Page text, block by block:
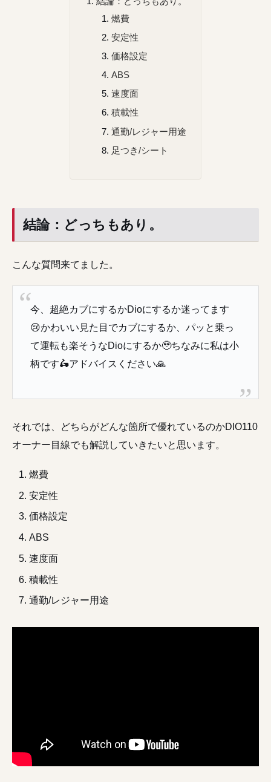
燃費
安定性
価格設定
ABS
速度面
積載性
通勤/レジャー用途
足つき/シート
結論：どっちもあり。
こんな質問来てました。
今、超絶カブにするかDioにするか迷ってます
😢かわいい見た目でカブにするか、パッと乗っ
て運転も楽そうなDioにするか🥹ちなみに私は小
柄です🛵アドバイスください🙏
それでは、どちらがどんな箇所で優れているのかDIO110
オーナー目線でも解説していきたいと思います。
燃費
安定性
価格設定
ABS
速度面
積載性
通勤/レジャー用途